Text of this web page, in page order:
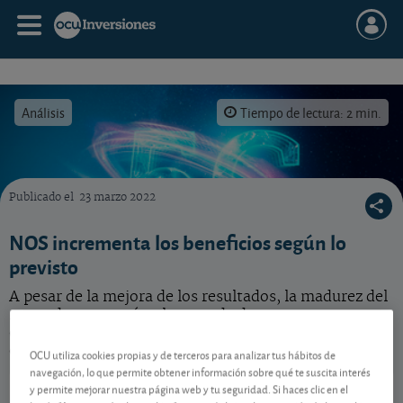
Análisis Tiempo de lectura: 2 min.
La subasta de 5G ha incrementado la competencia en Portugal para los operadores
Publicado el 23 marzo 2022
NOS incrementa los beneficios según lo
previsto
A pesar de la mejora de los resultados, la madurez del
mercado portugués y la entrada de nuevos
operadora de telecomunicaciones.
NOS 4,90 EUR
OCU utiliza cookies propias y de terceros para analizar tus hábitos de
navegación, lo que permite obtener información sobre qué te suscita interés
y permite mejorar nuestra página web y tu seguridad. Si haces clic en el